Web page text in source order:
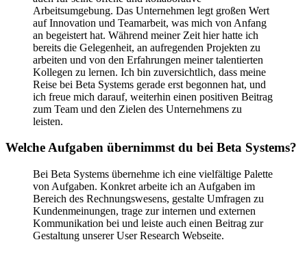
Arbeitsumgebung. Das Unternehmen legt großen Wert
auf Innovation und Teamarbeit, was mich von Anfang
an begeistert hat. Während meiner Zeit hier hatte ich
bereits die Gelegenheit, an aufregenden Projekten zu
arbeiten und von den Erfahrungen meiner talentierten
Kollegen zu lernen. Ich bin zuversichtlich, dass meine
Reise bei Beta Systems gerade erst begonnen hat, und
ich freue mich darauf, weiterhin einen positiven Beitrag
zum Team und den Zielen des Unternehmens zu
leisten.
Welche Aufgaben übernimmst du bei Beta Systems?
Bei Beta Systems übernehme ich eine vielfältige Palette
von Aufgaben. Konkret arbeite ich an Aufgaben im
Bereich des Rechnungswesens, gestalte Umfragen zu
Kundenmeinungen, trage zur internen und externen
Kommunikation bei und leiste auch einen Beitrag zur
Gestaltung unserer User Research Webseite.